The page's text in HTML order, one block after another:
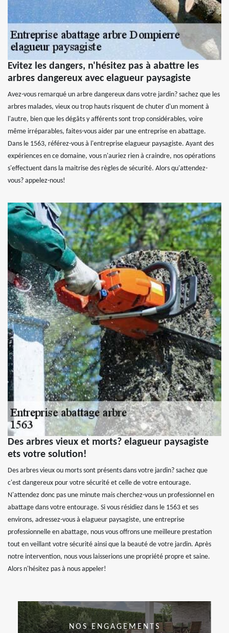
Evitez les dangers, n'hésitez pas à abattre les
arbres dangereux avec elagueur paysagiste
Avez-vous remarqué un arbre dangereux dans votre jardin? sachez que les
arbres malades, vieux ou trop hauts risquent de chuter d'un moment à
l'autre, bien que les dégâts y afférents sont trop considérables, voire
même irréparables, faites-vous aider par une entreprise en abattage.
Dans le 1563, référez-vous à l'entreprise elagueur paysagiste. Ayant des
expériences en ce domaine, vous n'auriez rien à craindre, nos opérations
s'effectuent dans la maitrise des règles de sécurité. Alors qu'attendez-
vous? appelez-nous!
Des arbres vieux et morts? elagueur paysagiste
ets votre solution!
Des arbres vieux ou morts sont présents dans votre jardin? sachez que
c'est dangereux pour votre sécurité et celle de votre entourage.
N'attendez donc pas une minute mais cherchez-vous un professionnel en
abattage dans votre entourage. Si vous résidiez dans le 1563 et ses
environs, adressez-vous à elagueur paysagiste, une entreprise
professionnelle en abattage, nous vous offrons une meilleure prestation
tout en veillant votre sécurité ainsi que la beauté de votre jardin. Après
notre intervention, nous vous laisserions une propriété propre et saine.
Alors n'hésitez pas à nous appeler!
NOS ENGAGEMENTS